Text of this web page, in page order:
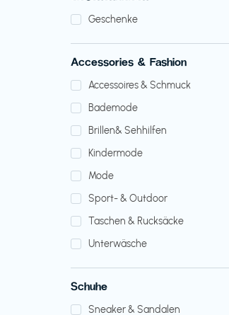
Geschenke
Accessories & Fashion
Accessoires & Schmuck
Bademode
Brillen& Sehhilfen
Kindermode
Mode
Sport- & Outdoor
Taschen & Rucksäcke
Unterwäsche
Schuhe
Sneaker & Sandalen